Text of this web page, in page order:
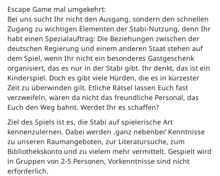
Escape Game mal umgekehrt:
Bei uns sucht Ihr nicht den Ausgang, sondern den schnellen
Zugang zu wichtigen Elementen der Stabi-Nutzung, denn Ihr
habt einen Spezialauftrag: Die Beziehungen zwischen der
deutschen Regierung und einem anderen Staat stehen auf
dem Spiel, wenn Ihr nicht ein besonderes Gastgeschenk
organisiert, das es nur in der Stabi gibt. Ihr denkt, das ist ein
Kinderspiel. Doch es gibt viele Hürden, die es in kürzester
Zeit zu überwinden gilt. Etliche Rätsel lassen Euch fast
verzweifeln, wären da nicht das freundliche Personal, das
Euch den Weg bahnt. Werdet Ihr es schaffen?
Ziel des Spiels ist es, die Stabi auf spielerische Art
kennenzulernen. Dabei werden ‚ganz nebenbei‘ Kenntnisse
zu unseren Raumangeboten, zur Literatursuche, zum
Bibliothekskonto und zu vielem mehr vermittelt. Gespielt wird
in Gruppen von 2-5 Personen, Vorkenntnisse sind nicht
erforderlich.